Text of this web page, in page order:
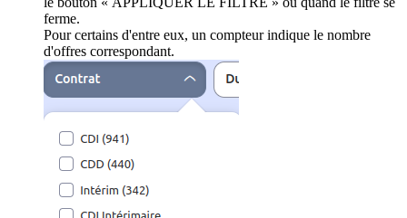
ferme.
Pour certains d'entre eux, un compteur indique le nombre
d'offres correspondant.